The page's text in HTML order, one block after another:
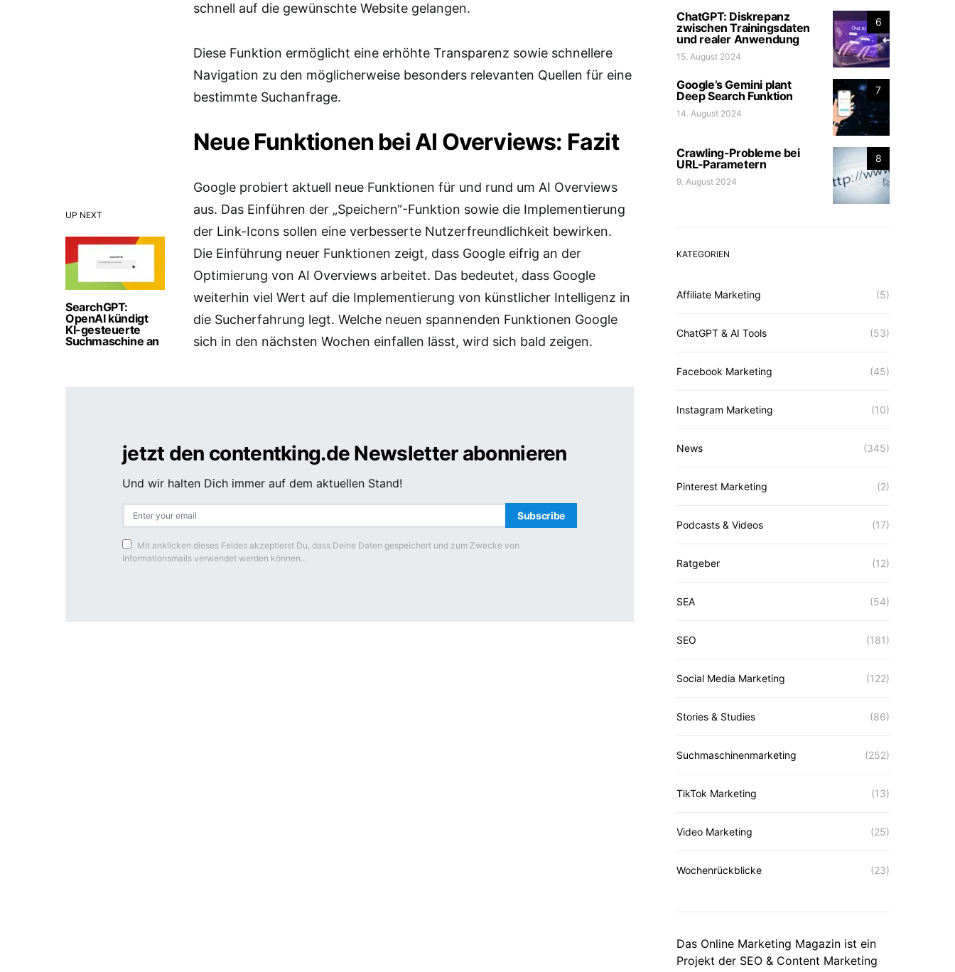
UP NEXT
SearchGPT:
OpenAI kündigt
KI-gesteuerte
Suchmaschine an
schnell auf die gewünschte Website gelangen.
Diese Funktion ermöglicht eine erhöhte Transparenz sowie schnellere
Navigation zu den möglicherweise besonders relevanten Quellen für eine
bestimmte Suchanfrage.
Neue Funktionen bei AI Overviews: Fazit
Google probiert aktuell neue Funktionen für und rund um AI Overviews
aus. Das Einführen der „Speichern“-Funktion sowie die Implementierung
der Link-Icons sollen eine verbesserte Nutzerfreundlichkeit bewirken.
Die Einführung neuer Funktionen zeigt, dass Google eifrig an der
Optimierung von AI Overviews arbeitet. Das bedeutet, dass Google
weiterhin viel Wert auf die Implementierung von künstlicher Intelligenz in
die Sucherfahrung legt. Welche neuen spannenden Funktionen Google
sich in den nächsten Wochen einfallen lässt, wird sich bald zeigen.
jetzt den contentking.de Newsletter abonnieren
Und wir halten Dich immer auf dem aktuellen Stand!
Subscribe
Mit anklicken dieses Feldes akzeptierst Du, dass Deine Daten gespeichert und zum Zwecke von
Informationsmails verwendet werden können..
6
ChatGPT: Diskrepanz
zwischen Trainingsdaten
und realer Anwendung
15. August 2024
7
Google’s Gemini plant
Deep Search Funktion
14. August 2024
8
Crawling-Probleme bei
URL-Parametern
9. August 2024
KATEGORIEN
Affiliate Marketing (5)
ChatGPT & AI Tools (53)
Facebook Marketing (45)
Instagram Marketing (10)
News (345)
Pinterest Marketing (2)
Podcasts & Videos (17)
Ratgeber (12)
SEA (54)
SEO (181)
Social Media Marketing (122)
Stories & Studies (86)
Suchmaschinenmarketing (252)
TikTok Marketing (13)
Video Marketing (25)
Wochenrückblicke (23)
Das Online Marketing Magazin ist ein
Projekt der SEO & Content Marketing